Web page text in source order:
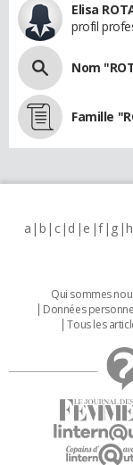
Elisa
profil
Nom
Famille
a b c d e f g h
Qui sommes
Données
Tous les